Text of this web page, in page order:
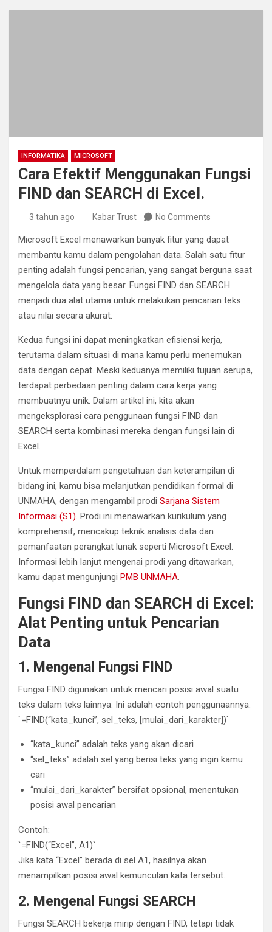
INFORMATIKA MICROSOFT
Cara Efektif Menggunakan Fungsi
FIND dan SEARCH di Excel.
3 tahun ago Kabar Trust No Comments
Microsoft Excel menawarkan banyak fitur yang dapat
membantu kamu dalam pengolahan data. Salah satu fitur
penting adalah fungsi pencarian, yang sangat berguna saat
mengelola data yang besar. Fungsi FIND dan SEARCH
menjadi dua alat utama untuk melakukan pencarian teks
atau nilai secara akurat.
Kedua fungsi ini dapat meningkatkan efisiensi kerja,
terutama dalam situasi di mana kamu perlu menemukan
data dengan cepat. Meski keduanya memiliki tujuan serupa,
terdapat perbedaan penting dalam cara kerja yang
membuatnya unik. Dalam artikel ini, kita akan
mengeksplorasi cara penggunaan fungsi FIND dan
SEARCH serta kombinasi mereka dengan fungsi lain di
Excel.
Untuk memperdalam pengetahuan dan keterampilan di
bidang ini, kamu bisa melanjutkan pendidikan formal di
UNMAHA, dengan mengambil prodi Sarjana Sistem
Informasi (S1). Prodi ini menawarkan kurikulum yang
komprehensif, mencakup teknik analisis data dan
pemanfaatan perangkat lunak seperti Microsoft Excel.
Informasi lebih lanjut mengenai prodi yang ditawarkan,
kamu dapat mengunjungi PMB UNMAHA.
Fungsi FIND dan SEARCH di Excel:
Alat Penting untuk Pencarian
Data
1. Mengenal Fungsi FIND
Fungsi FIND digunakan untuk mencari posisi awal suatu
teks dalam teks lainnya. Ini adalah contoh penggunaannya:
`=FIND(“kata_kunci”, sel_teks, [mulai_dari_karakter])`
“kata_kunci” adalah teks yang akan dicari
“sel_teks” adalah sel yang berisi teks yang ingin kamu
cari
“mulai_dari_karakter” bersifat opsional, menentukan
posisi awal pencarian
Contoh:
`=FIND(“Excel”, A1)`
Jika kata “Excel” berada di sel A1, hasilnya akan
menampilkan posisi awal kemunculan kata tersebut.
2. Mengenal Fungsi SEARCH
Fungsi SEARCH bekerja mirip dengan FIND, tetapi tidak